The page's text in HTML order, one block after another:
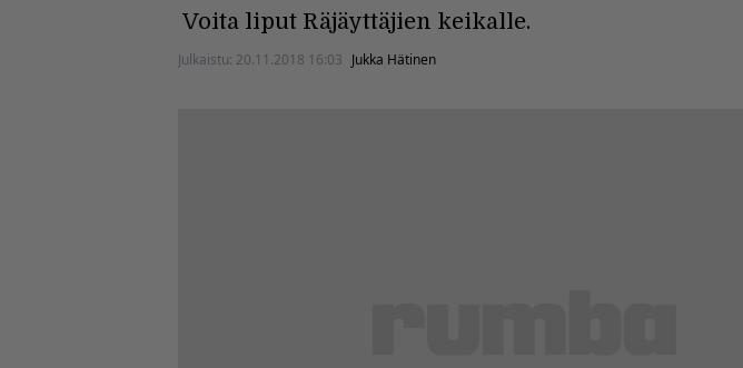
Voita liput Räjäyttäjien keikalle.
Julkaistu: 20.11.2018 16:03 Jukka Hätinen